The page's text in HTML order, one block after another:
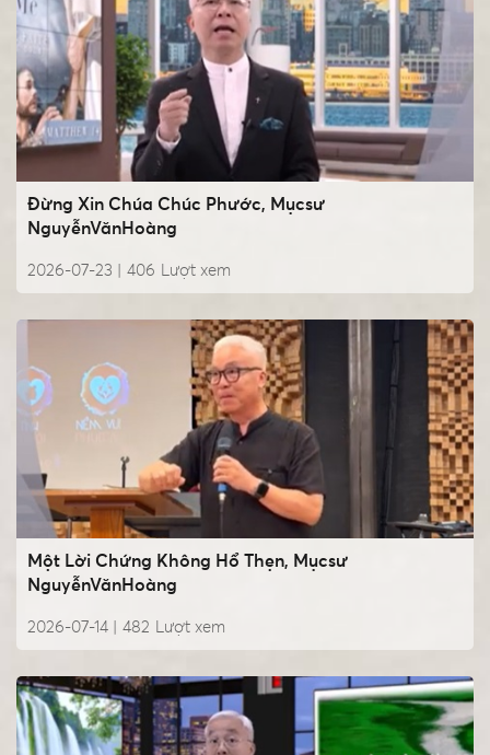
Đừng Xin Chúa Chúc Phước, Mụcsư
NguyễnVănHoàng
2026-07-23 | Lượt xem
406
Một Lời Chứng Không Hổ Thẹn, Mụcsư
NguyễnVănHoàng
2026-07-14 | Lượt xem
482